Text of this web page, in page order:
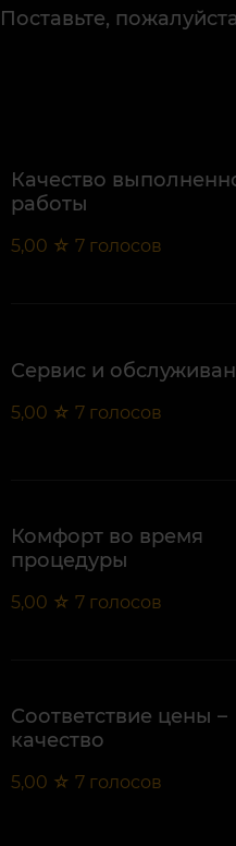
Поставьте,
Качество
работы
5,00 ☆ 7 голосов
Сервис и
5,00 ☆ 7 голосов
Комфорт во время
процедуры
5,00 ☆ 7 голосов
Соответствие цены –
качество
5,00 ☆ 7 голосов